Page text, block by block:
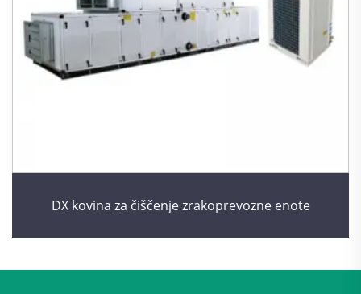
DX kovina za čiščenje zrakoprevozne enote